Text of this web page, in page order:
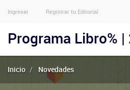
Menu
Usuarios
Anónimos
Ingresar Registrar tu Editorial
Programa Libro% |
Inicio Novedades